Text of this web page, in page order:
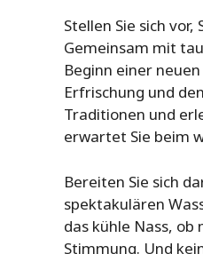
Stellen Sie sich
Gemeinsam mit
Beginn einer
Erfrischung und
Traditionen und
erwartet Sie beim
Bereiten Sie sich
spektakulären
das kühle Nass, ob
Stimmung. Und